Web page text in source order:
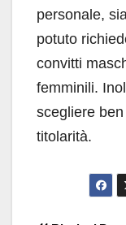
personale,
potuto
convitti
femminili.
scegliere
titolarità.